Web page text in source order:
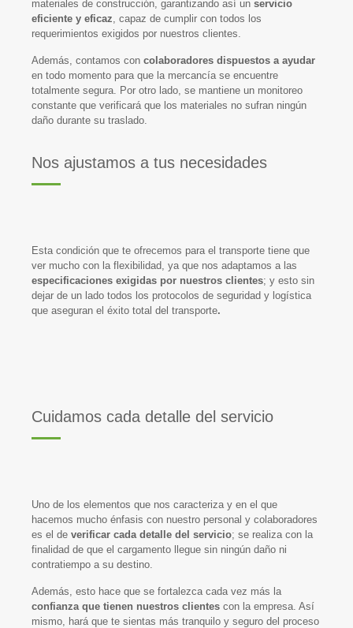
materiales de construcción, garantizando así unservicio
eficiente y eficaz, capaz de cumplir con todos los
requerimientos exigidos por nuestros clientes.
Además, contamos concolaboradores dispuestos a ayudar
en todo momento para que la mercancía se encuentre
totalmente segura. Por otro lado, se mantiene un monitoreo
constante que verificará que los materiales no sufran ningún
daño durante su traslado.
Nos ajustamos a tus necesidades
Esta condición que te ofrecemos para el transporte tiene que
ver mucho con la flexibilidad, ya que nos adaptamos a las
especificaciones exigidas por nuestros clientes; y esto sin
dejar de un lado todos los protocolos de seguridad y logística
que aseguran el éxito total del transporte.
Cuidamos cada detalle del servicio
Uno de los elementos que nos caracteriza y en el que
hacemos mucho énfasis con nuestro personal y colaboradores
es el deverificar cada detalle del servicio; se realiza con la
finalidad de que el cargamento llegue sin ningún daño ni
contratiempo a su destino.
Además, esto hace que se fortalezca cada vez más la
confianza que tienen nuestros clientes con la empresa. Así
mismo, hará que te sientas más tranquilo y seguro del proceso